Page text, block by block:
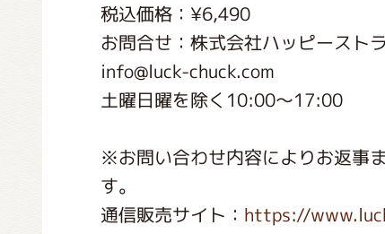
税込価格：¥6,490
お問合せ：株式会社ハッピースト
info@luck-chuck.com
土曜日曜を除く10:00～17:00
※お問い合わせ内容によりお返事
す。
通信販売サイト： https://